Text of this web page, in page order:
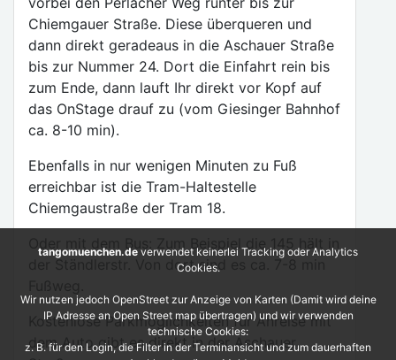
Chiemgauer Straße. Diese überqueren und
dann direkt geradeaus in die Aschauer Straße
bis zur Nummer 24. Dort die Einfahrt rein bis
zum Ende, dann lauft Ihr direkt vor Kopf auf
das OnStage drauf zu (vom Giesinger Bahnhof
ca. 8-10 min).
Ebenfalls in nur wenigen Minuten zu Fuß
erreichbar ist die Tram-Haltestelle
Chiemgaustraße der Tram 18.
Oder mit dem Bus: Zum Beispiel die 145 hält in
der Ständlerstr. Von dort sind es ca. 7-8 min
Kostenlose Parkmöglichkeiten für Anreise mit
dem Auto gibt es direkt in der Aschauer
tangomuenchen.de verwendet keinerlei Tracking oder Analytics
Cookies.
Wir nutzen jedoch OpenStreet zur Anzeige von Karten (Damit wird deine
IP Adresse an Open Street map übertragen) und wir verwenden
technische Cookies:
z. B. für den Login, die Filter in der Terminansicht und zum dauerhaften